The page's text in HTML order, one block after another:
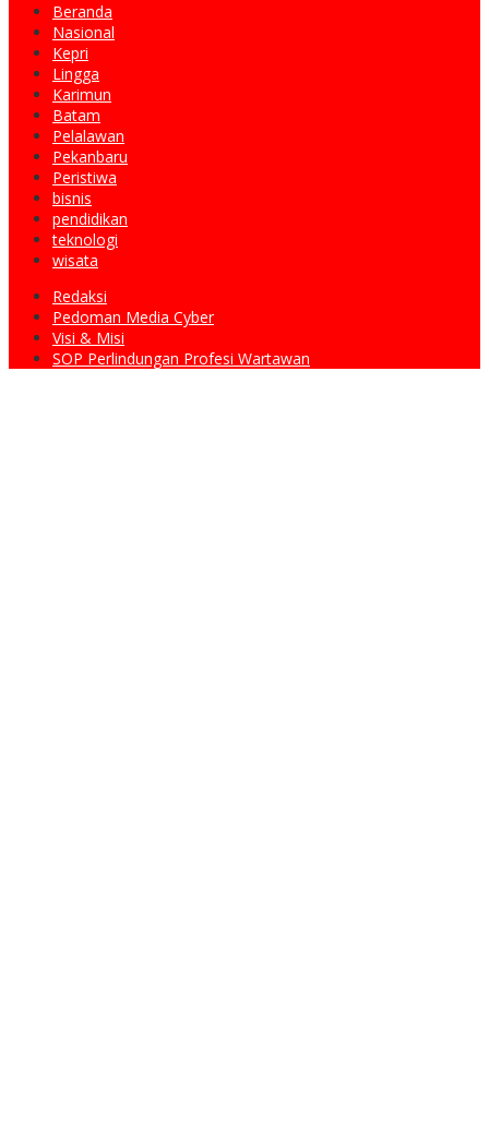
Beranda
Nasional
Kepri
Lingga
Karimun
Batam
Pelalawan
Pekanbaru
Peristiwa
bisnis
pendidikan
teknologi
wisata
Redaksi
Pedoman Media Cyber
Visi & Misi
SOP Perlindungan Profesi Wartawan